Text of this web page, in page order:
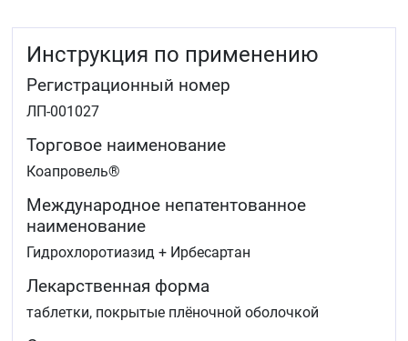
Инструкция по применению
Регистрационный номер
ЛП-001027
Торговое наименование
Коапровель®
Международное непатентованное
наименование
Гидрохлоротиазид + Ирбесартан
Лекарственная форма
таблетки, покрытые плёночной оболочкой